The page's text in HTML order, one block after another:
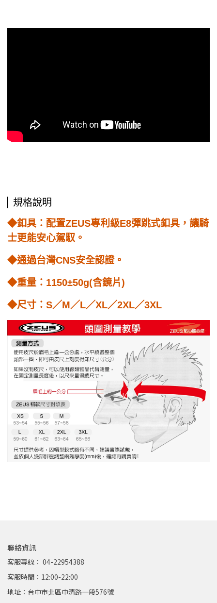
規格說明
◆釦具：配置ZEUS專利級E8彈跳式釦具，讓騎
士更能安心駕馭。
◆通過台灣CNS安全認證。
◆重量：1150±50g(含鏡片)
◆尺寸：S／M／L／XL／2XL／3XL
聯絡資訊
客服專線： 04-22954388
客服時間：12:00-22:00
地址：台中市北區中清路一段576號